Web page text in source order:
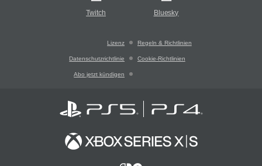
Twitch Bluesky
Lizenz Regeln & Richtlinien
Datenschutzrichtlinie Cookie-Richtlinien
Abo jetzt kündigen